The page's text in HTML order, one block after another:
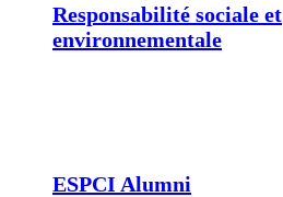
Responsabilité sociale et
environnementale
ESPCI Alumni